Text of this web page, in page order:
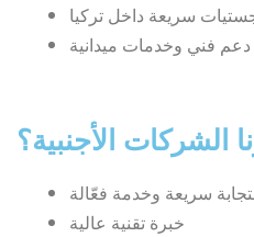
سريعة داخل تركيا
دعم فني وخدمات ميدانية
الشركات الأجنبية؟
سريعة وخدمة فعّالة
خبرة تقنية عالية